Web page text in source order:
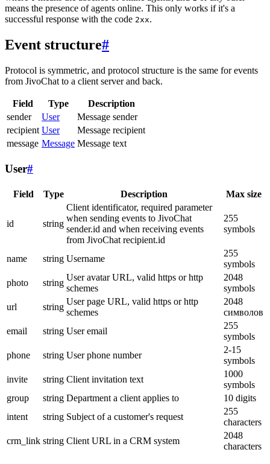
means the presence of agents online. This only works if it's a
successful response with the code 2xx.
Event structure#
Protocol is symmetric, and protocol structure is the same for events
from JivoChat to a client server and back.
Field Type
Description
sender
User
Message sender
recipient User
Message recipient
message Message Message text
User#
Field Type Description Max size
id string
Client identificator, required parameter
when sending events to JivoChat
sender.id and when receiving events
from JivoChat recipient.id
255
symbols
name string Username
255
symbols
photo
string
User avatar URL, valid https or http
schemes
2048
symbols
url
string
User page URL, valid https or http
schemes
2048
символов
email
string User email
255
symbols
phone
string User phone number
2-15
symbols
invite
string Client invitation text
1000
symbols
group
string Department a client applies to
10 digits
intent
string Subject of a customer's request
255
characters
crm_link string Client URL in a CRM system
2048
characters